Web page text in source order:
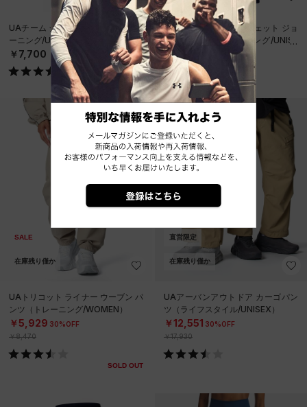
UAチーム ジャージー パンツ（トレ
ーニング/UNISEX）
￥7,700
UAチーム アーマースウェット ジョ
ガーパンツ（トレーニング/UNISE
X）
￥7,150
SALE
在庫残り僅か
UAトリコット ライナー ウーブン パ
ンツ（トレーニング/WOMEN）
￥5,929 30%OFF
￥8,470
SOLD OUT
直営限定
在庫残り僅か
UAアーバンアウトドア カーゴパン
ツ（ライフスタイル/UNISEX）
￥12,551 30%OFF
￥17,930